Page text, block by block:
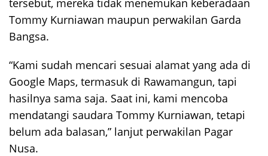
tersebut, mereka tidak menemukan keberadaan
Tommy Kurniawan maupun perwakilan Garda
Bangsa.
“Kami sudah mencari sesuai alamat yang ada di
Google Maps, termasuk di Rawamangun, tapi
hasilnya sama saja. Saat ini, kami mencoba
mendatangi saudara Tommy Kurniawan, tetapi
belum ada balasan,” lanjut perwakilan Pagar
Nusa.